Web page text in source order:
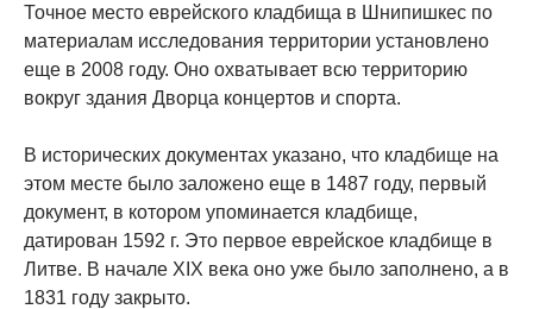
Точное место еврейского кладбища в Шнипишкес по
материалам исследования территории установлено
еще в 2008 году. Оно охватывает всю территорию
вокруг здания Дворца концертов и спорта.
В исторических документах указано, что кладбище на
этом месте было заложено еще в 1487 году, первый
документ, в котором упоминается кладбище,
датирован 1592 г. Это первое еврейское кладбище в
Литве. В начале XIX века оно уже было заполнено, а в
1831 году закрыто.